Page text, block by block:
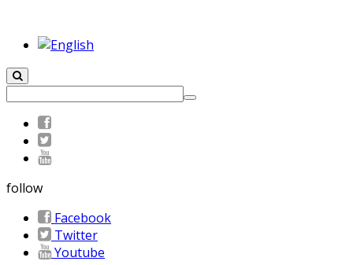
follow
Facebook
Twitter
Youtube